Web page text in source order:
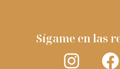
Sígame en las